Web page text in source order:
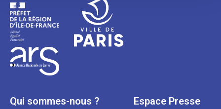
Qui sommes-nous ?
Espace Presse